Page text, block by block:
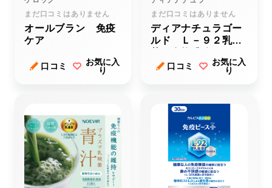
まだ口コミはありません
オールブラン 免疫
ケア
口コミ
お気に入
り
まだ口コミはありません
ディアナチュラゴー
ルド Ｌ－９２乳酸
口コミ
お気に入
り